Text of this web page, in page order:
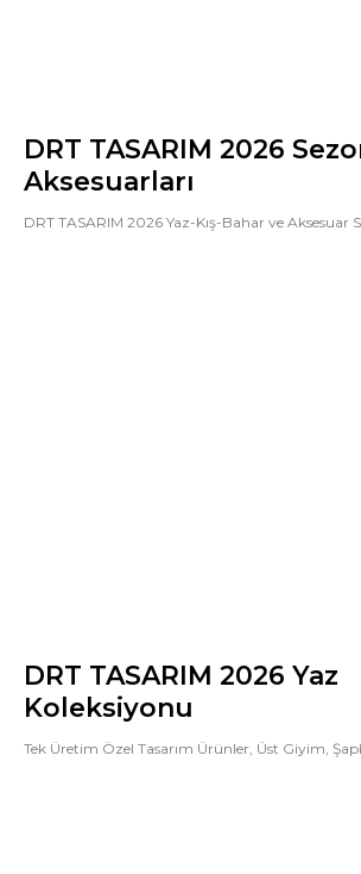
DRT TASARIM 2026
Aksesuarları
DRT TASARIM 2026 Yaz-Kış-Bahar ve Aksesuar
DRT TASARIM 2026 Yaz
Koleksiyonu
Tek Üretim Özel Tasarım Ürünler, Üst Giyim,